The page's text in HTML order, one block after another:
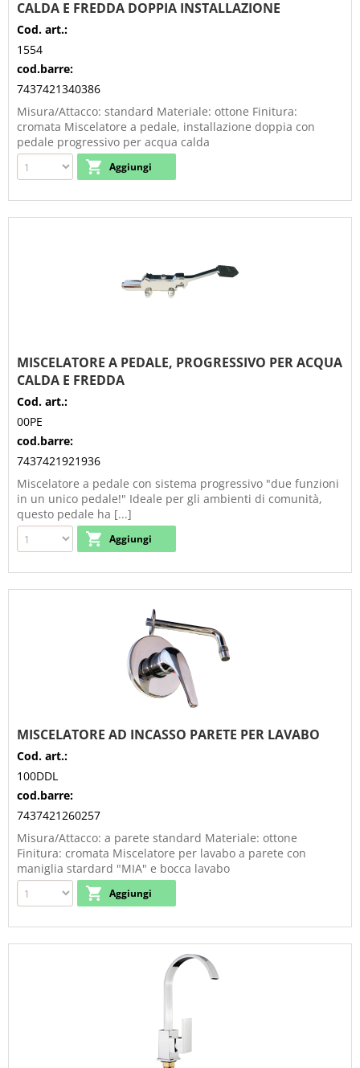
CALDA E FREDDA DOPPIA INSTALLAZIONE
Cod. art.:
1554
cod.barre:
7437421340386
Misura/Attacco: standard Materiale: ottone Finitura:
cromata Miscelatore a pedale, installazione doppia con
pedale progressivo per acqua calda
MISCELATORE A PEDALE, PROGRESSIVO PER ACQUA
CALDA E FREDDA
Cod. art.:
00PE
cod.barre:
7437421921936
Miscelatore a pedale con sistema progressivo "due funzioni
in un unico pedale!" Ideale per gli ambienti di comunità,
questo pedale ha [...]
MISCELATORE AD INCASSO PARETE PER LAVABO
Cod. art.:
100DDL
cod.barre:
7437421260257
Misura/Attacco: a parete standard Materiale: ottone
Finitura: cromata Miscelatore per lavabo a parete con
maniglia stardard "MIA" e bocca lavabo